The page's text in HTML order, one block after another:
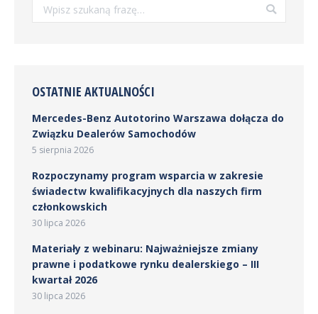
OSTATNIE AKTUALNOŚCI
Mercedes-Benz Autotorino Warszawa dołącza do
Związku Dealerów Samochodów
5 sierpnia 2026
Rozpoczynamy program wsparcia w zakresie
świadectw kwalifikacyjnych dla naszych firm
członkowskich
30 lipca 2026
Materiały z webinaru: Najważniejsze zmiany
prawne i podatkowe rynku dealerskiego – III
kwartał 2026
30 lipca 2026